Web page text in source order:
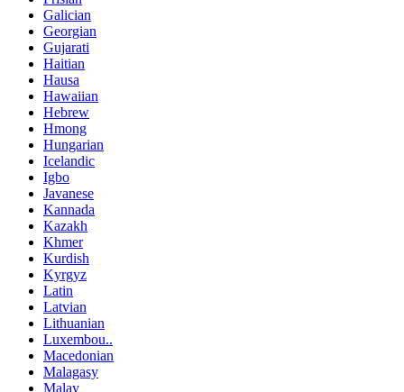
Galician
Georgian
Gujarati
Haitian
Hausa
Hawaiian
Hebrew
Hmong
Hungarian
Icelandic
Igbo
Javanese
Kannada
Kazakh
Khmer
Kurdish
Kyrgyz
Latin
Latvian
Lithuanian
Luxembou..
Macedonian
Malagasy
Malay